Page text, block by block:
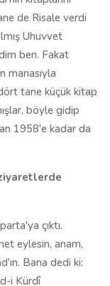
çıktı.
eylesin, anam,
Bana dedi ki:
i Kürdî
yerime de
bana.
vardı. O
kaçmış,
sürgün olarak
'belki sana faydası
adresini